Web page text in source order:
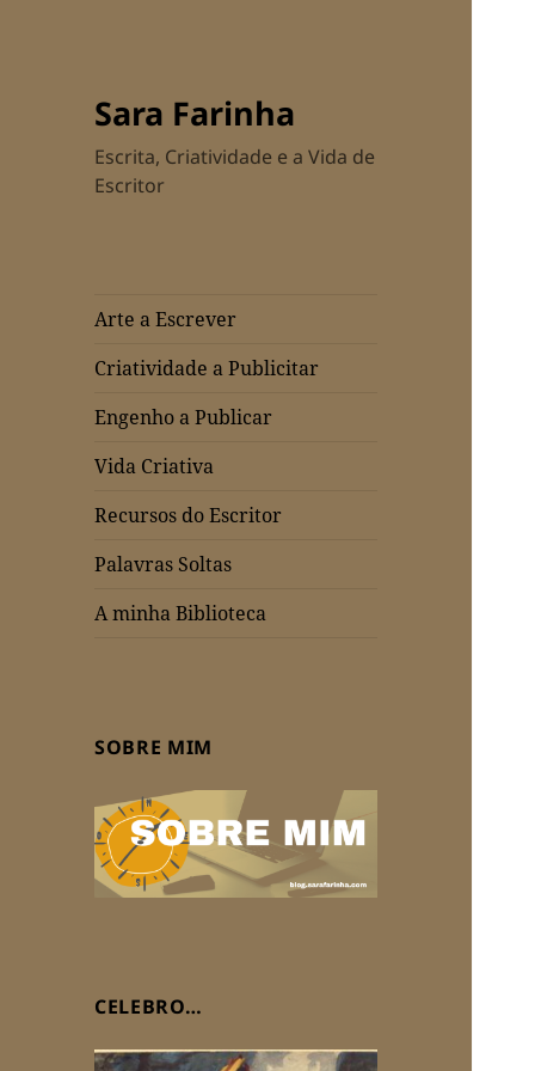
Sara Farinha
Escrita, Criatividade e a Vida de
Escritor
Arte a Escrever
Criatividade a Publicitar
Engenho a Publicar
Vida Criativa
Recursos do Escritor
Palavras Soltas
A minha Biblioteca
SOBRE MIM
CELEBRO…